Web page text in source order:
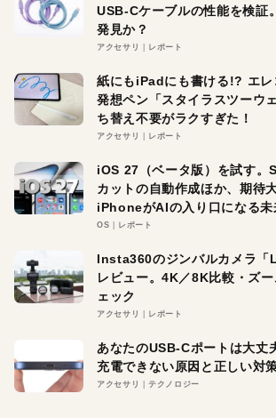
USB-Cケーブルの性能を検証
発見か？
アクセサリ レポート
紙にもiPadにも書ける!? エレ
発想ペン「スタイラスツーウ
ち替え不要がラクすぎた！
アクセサリ レポート
iOS 27（ベータ版）を試す。
カットの自動作成ほか、期待
iPhoneがAIの入り口になる未
OS レポート
Insta360のジンバルカメラ
レビュー。4K／8K比較・ズ
ェック
アクセサリ レポート
あなたのUSB-Cポートは大丈
充電できない原因と正しい対
アクセサリ テクノロジー